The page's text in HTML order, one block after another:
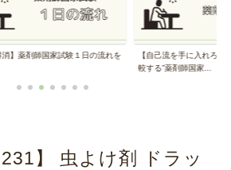
を手に入れろ！】３パターンで比
薬剤師国家...
【効率UP】まず初めに
“薬剤師国家試験...
231】 虫よけ剤 ドラッ